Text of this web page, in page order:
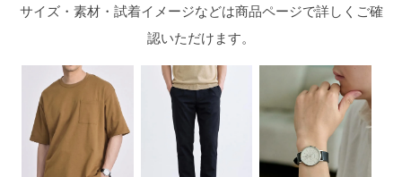
サイズ・素材・試着イメージなどは商品ページで詳しくご確
認いただけます。